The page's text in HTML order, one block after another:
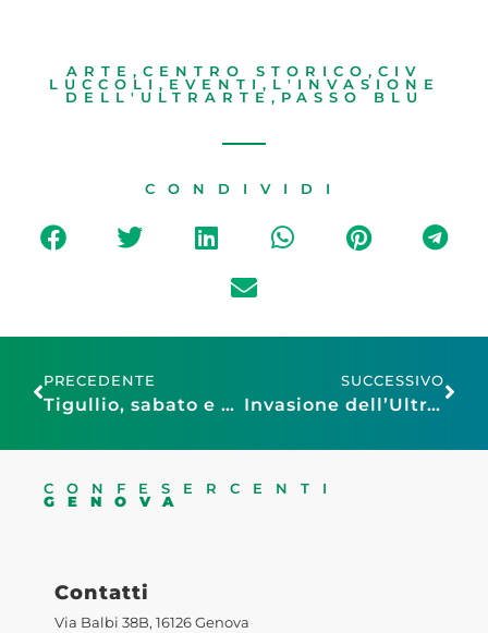
ARTE , CENTRO STORICO , CIV
LUCCOLI , EVENTI , L'INVASIONE
DELL'ULTRARTE , PASSO BLU
CONDIVIDI
PRECEDENTE
Tigullio, sabato e domenica “Tipicamente Chiavari” con spettacolo per bambini di Dea Delogu e Giulia Spanò
SUCCESSIVO
Invasione dell’UltrArte, inaugurata la terza edizione: le foto
CONFESERCENTI
GENOVA
Contatti
Via Balbi 38B, 16126 Genova